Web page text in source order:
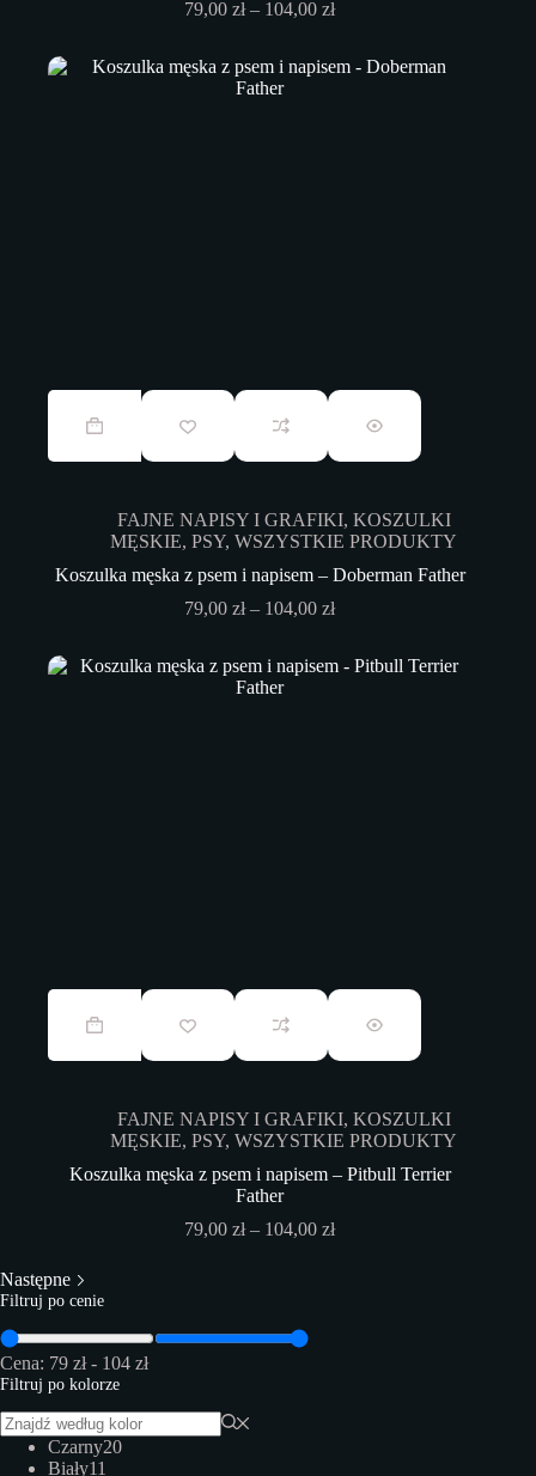
79,00zł – 104,00złZakres
79,00 zł
Ten
produkt
wiele
na
FAJNE NAPISY I GRAFIKI, KOSZULKI
MĘSKIE,PSY,WSZYSTKIE PRODUKTY
Koszulka męska z psem i napisem – Doberman Father
79,00zł – 104,00złZakres
79,00 zł
Ten
produkt
wiele
FAJNE NAPISY I GRAFIKI, KOSZULKI
MĘSKIE,PSY,WSZYSTKIE PRODUKTY
Koszulka męska z psem i napisem – Pitbull Terrier
Father
79,00zł – 104,00złZakres
Następne
Filtruj po cenie
Cena: 79 zł- 104 zł
Filtruj po kolorze
Czarny20
Biały11